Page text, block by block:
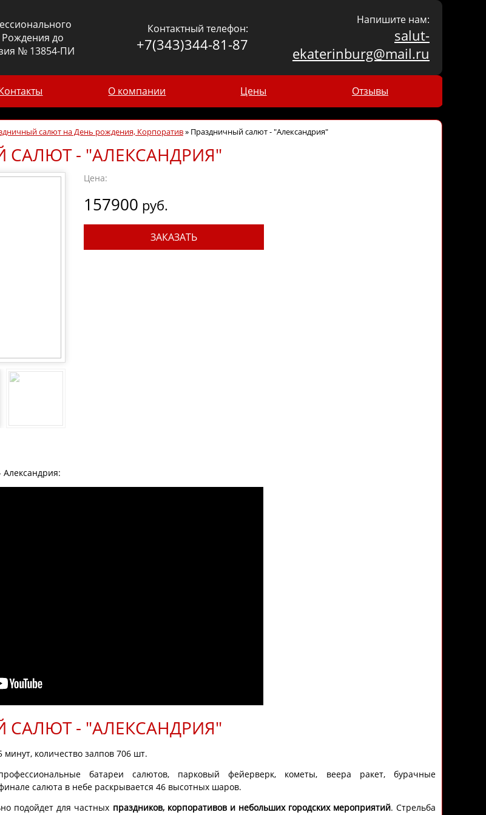
до
№ 13854-ПИ
Контактный телефон:
+7(343)344-81-87
Напишите нам:
salut-
ekaterinburg@mail.ru
О компании Цены Отзывы
салют на День рождения, Корпоратив» Праздничный салют - "Александрия"
- "АЛЕКСАНДРИЯ"
Цена:
157900 руб.
ЗАКАЗАТЬ
- "АЛЕКСАНДРИЯ"
минут, количество залпов 706 шт.
рофессиональные батареи салютов, парковый фейерверк, кометы, веера ракет, бурачные
салюта в небе раскрывается 46 высотных шаров.
подойдет для частных праздников, корпоративов и небольших городских мероприятий. Стрельба